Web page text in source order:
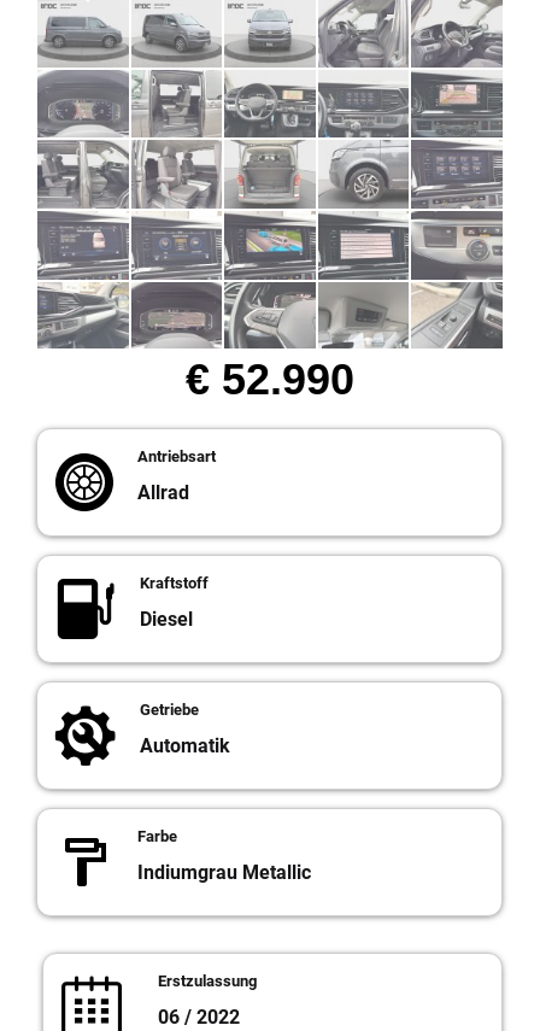
Previous Next
€ 52.990
Antriebsart
Allrad
Kraftstoff
Diesel
Getriebe
Automatik
Farbe
Indiumgrau Metallic
Erstzulassung
06 / 2022